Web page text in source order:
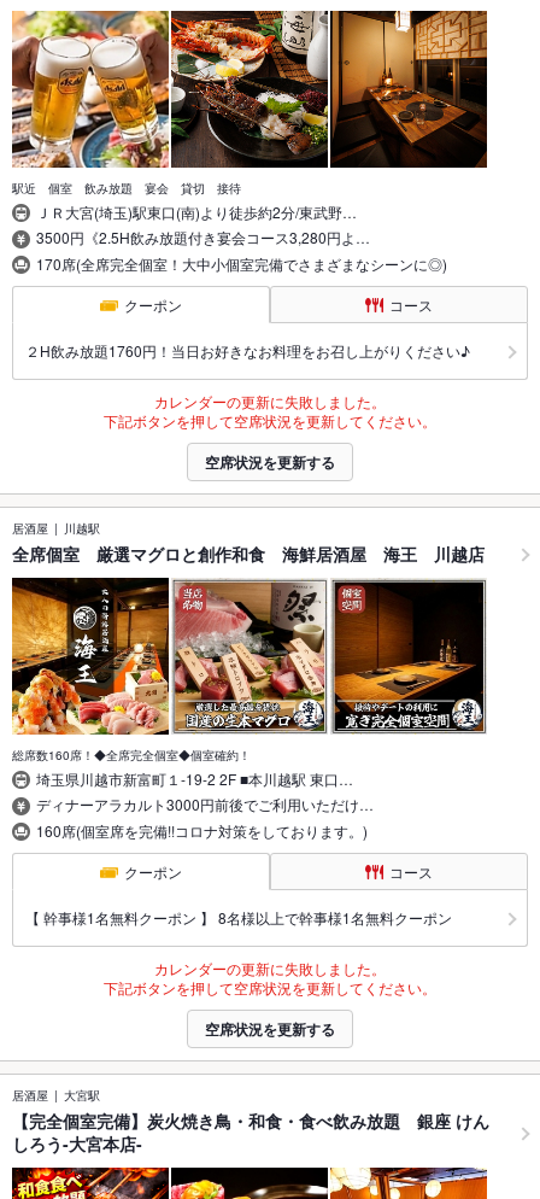
駅近 個室 飲み放題 宴会 貸切 接待
ＪＲ大宮(埼玉)駅東口(南)より徒歩約2分/東武野…
3500円《2.5H飲み放題付き宴会コース3,280円よ…
170席(全席完全個室！大中小個室完備でさまざまなシーンに◎)
クーポン コース
２H飲み放題1760円！当日お好きなお料理をお召し上がりください♪
カレンダーの更新に失敗しました。
下記ボタンを押して空席状況を更新してください。
空席状況を更新する
居酒屋 川越駅
全席個室 厳選マグロと創作和食 海鮮居酒屋 海王 川越店
総席数160席！◆全席完全個室◆個室確約！
埼玉県川越市新富町１-19-2 2F ■本川越駅 東口…
ディナーアラカルト3000円前後でご利用いただけ…
160席(個室席を完備!!コロナ対策をしております。)
クーポン コース
【 幹事様1名無料クーポン 】 8名様以上で幹事様1名無料クーポン
カレンダーの更新に失敗しました。
下記ボタンを押して空席状況を更新してください。
空席状況を更新する
居酒屋 大宮駅
【完全個室完備】炭火焼き鳥・和食・食べ飲み放題 銀座 けん
しろう-大宮本店-